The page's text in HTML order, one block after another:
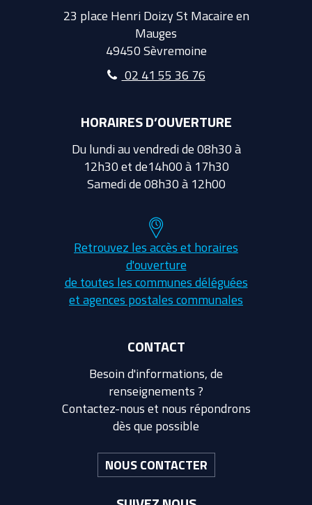
23 place Henri Doizy St Macaire en
Mauges
49450 Sèvremoine
02 41 55 36 76
HORAIRES D’OUVERTURE
Du lundi au vendredi de 08h30 à
12h30 et de14h00 à 17h30
Samedi de 08h30 à 12h00
Retrouvez les accès et horaires
d'ouverture
de toutes les communes déléguées
et agences postales communales
CONTACT
Besoin d'informations, de
renseignements ?
Contactez-nous et nous répondrons
dès que possible
NOUS CONTACTER